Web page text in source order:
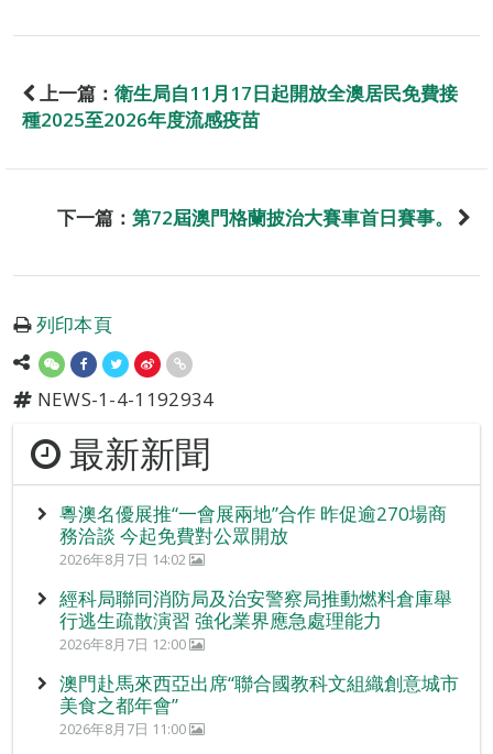
上一篇： 衛生局自11月17日起開放全澳居民免費接
種2025至2026年度流感疫苗
下一篇： 第72屆澳門格蘭披治大賽車首日賽事。
列印本頁
NEWS-1-4-1192934
最新新聞
粵澳名優展推“一會展兩地”合作 昨促逾270場商
務洽談 今起免費對公眾開放
2026年8月7日 14:02
經科局聯同消防局及治安警察局推動燃料倉庫舉
行逃生疏散演習 強化業界應急處理能力
2026年8月7日 12:00
澳門赴馬來西亞出席“聯合國教科文組織創意城市
美食之都年會”
2026年8月7日 11:00